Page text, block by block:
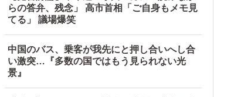
らの答弁、残念」 高市首相「ご自身もメモ見
てる」 議場爆笑
中国のバス、乗客が我先にと押し合いへし合
い激突…『多数の国ではもう見られない光
景』